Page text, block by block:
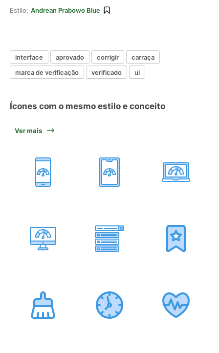
Estilo: Andrean Prabowo Blue
interface aprovado corrigir
carraça
marca de verificação
verificado ui
Ícones com o mesmo estilo e conceito
Ver mais